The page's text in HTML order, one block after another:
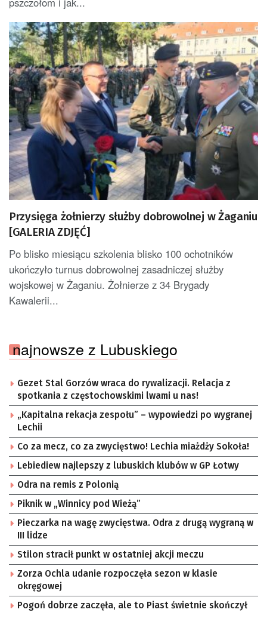
Przysięga żołnierzy służby dobrowolnej w Żaganiu
[GALERIA ZDJĘĆ]
Po blisko miesiącu szkolenia blisko 100 ochotników
ukończyło turnus dobrowolnej zasadniczej służby
wojskowej w Żaganiu. Żołnierze z 34 Brygady
Kawalerii...
najnowsze z Lubuskiego
Gezet Stal Gorzów wraca do rywalizacji. Relacja z
spotkania z częstochowskimi lwami u nas!
„Kapitalna rekacja zespołu” – wypowiedzi po wygranej
Lechii
Co za mecz, co za zwycięstwo! Lechia miażdży Sokoła!
Lebiediew najlepszy z lubuskich klubów w GP Łotwy
Odra na remis z Polonią
Piknik w „Winnicy pod Wieżą”
Pieczarka na wagę zwycięstwa. Odra z drugą wygraną w
III lidze
Stilon stracił punkt w ostatniej akcji meczu
Zorza Ochla udanie rozpoczęła sezon w klasie
okręgowej
Pogoń dobrze zaczęła, ale to Piast świetnie skończył